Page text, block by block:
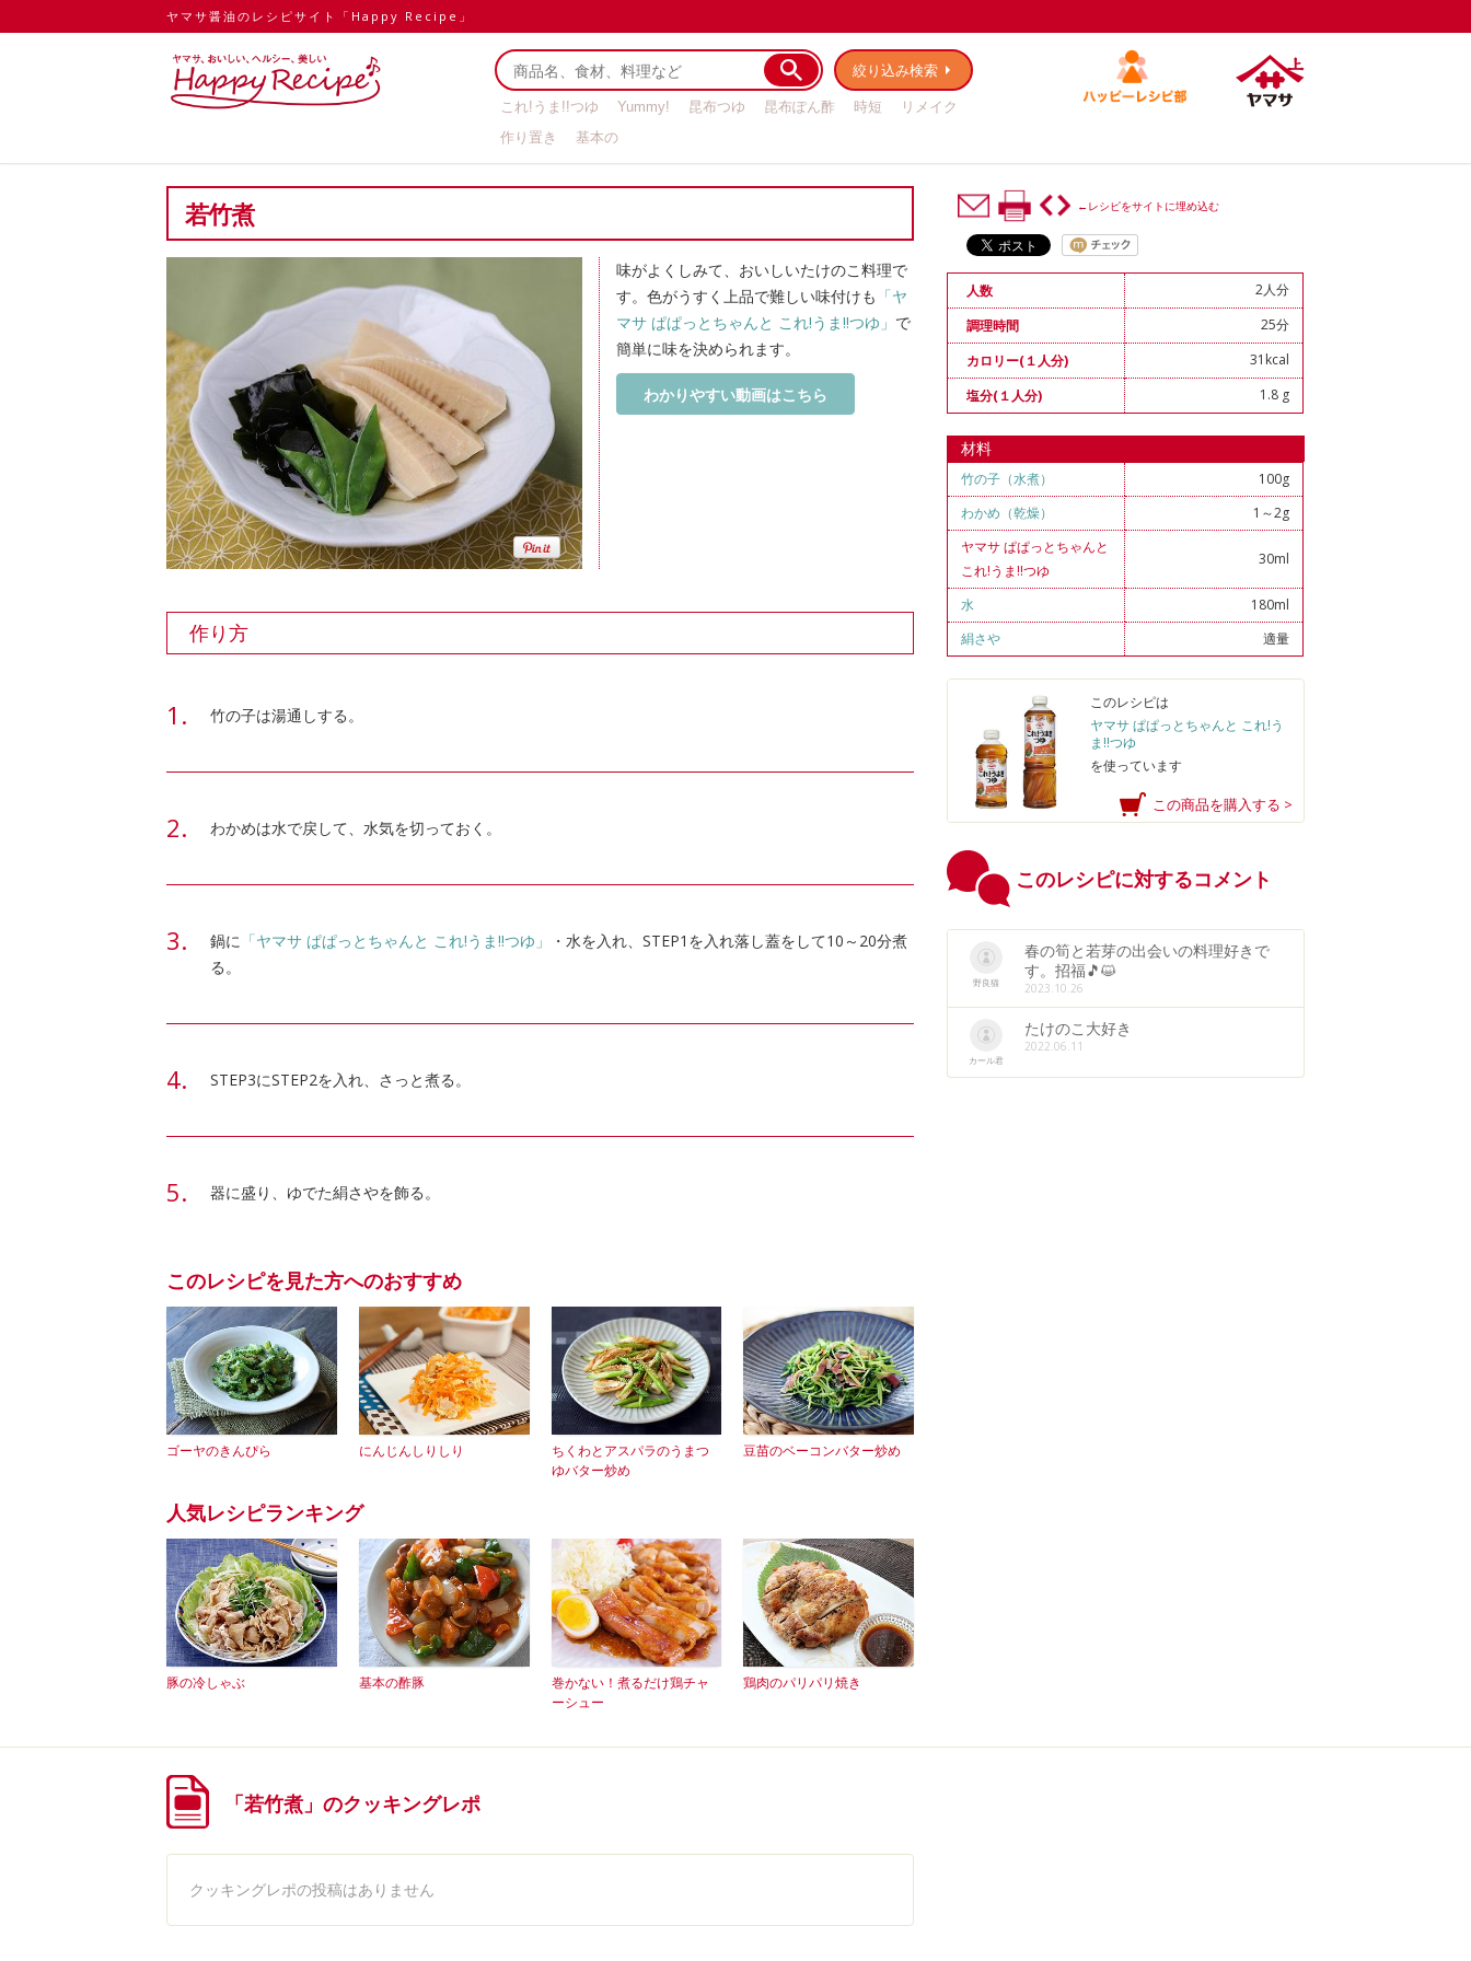
ヤマサ醤油のレシピサイト「Happy Recipe」
絞り込み検索
これ!うま!!つゆ Yummy! 昆布つゆ 昆布ぽん酢 時短
リメイク
作り置き
基本の
若竹煮
味がよくしみて、おいしいたけのこ料理で
す。色がうすく上品で難しい味付けも 「ヤ
マサ ぱぱっとちゃんと これ!うま!!つゆ」 で
簡単に味を決められます。
わかりやすい動画はこちら
作り方
竹の子は湯通しする。
わかめは水で戻して、水気を切っておく。
鍋に 「ヤマサ ぱぱっとちゃんと これ!うま!!つゆ」
・水を入れ、STEP1を入れ落し蓋をして10～20分煮
る。
STEP3にSTEP2を入れ、さっと煮る。
器に盛り、ゆでた絹さやを飾る。
このレシピを見た方へのおすすめ
ゴーヤのきんぴら にんじんしりしり
ちくわとアスパラのうまつ
ゆバター炒め
豆苗のベーコンバター炒め
人気レシピランキング
豚の冷しゃぶ 基本の酢豚
巻かない！煮るだけ鶏チャ
ーシュー
鶏肉のパリパリ焼き
←レシピをサイトに埋め込む
人数
2人分
調理時間
25分
カロリー(１人分)
31kcal
塩分(１人分)
1.8 g
材料
竹の子（水煮）
100g
わかめ（乾燥）
1～2g
ヤマサ ぱぱっとちゃんと
これ!うま!!つゆ
30ml
水
180ml
絹さや
適量
このレシピは
ヤマサ ぱぱっとちゃんと これ!う
ま!!つゆ
を使っています
この商品を購入する >
このレシピに対するコメント
野良猫
春の筍と若芽の出会いの料理好きで
す。招福🎵😺
2023.10.26
カール君
たけのこ大好き
2022.06.11
「若竹煮」のクッキングレポ
クッキングレポの投稿はありません